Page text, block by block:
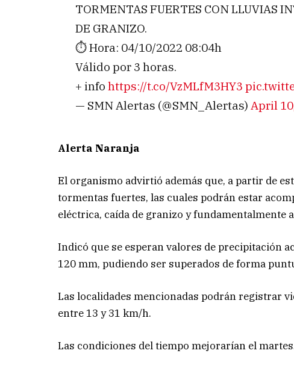
TORMENTAS FUERTES CON LLUVIAS
DE GRANIZO.
⏱️ Hora: 04/10/2022 08:04h
Válido por 3 horas.
+ info https://t.co/VzMLfM3HY3
— SMN Alertas (@SMN_Alertas) April
Alerta Naranja
El organismo advirtió además que, a partir de
tormentas fuertes, las cuales podrán estar
eléctrica, caída de granizo y fundamentalmente
Indicó que se esperan valores de precipitación
120 mm, pudiendo ser superados de forma
Las localidades mencionadas podrán registrar
entre 13 y 31 km/h.
Las condiciones del tiempo mejorarían el